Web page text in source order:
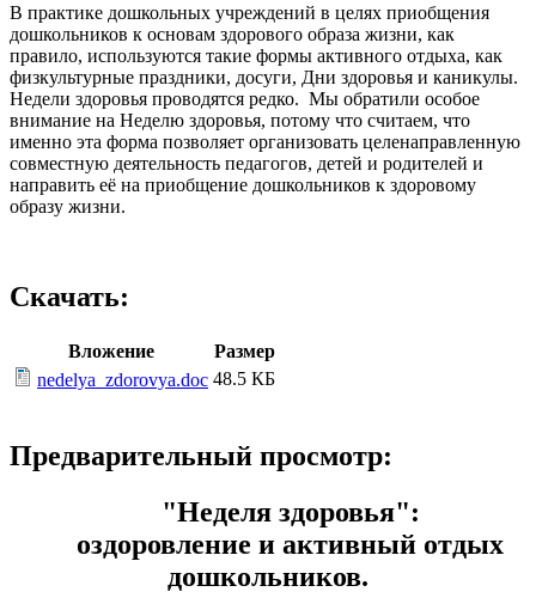
В практике дошкольных учреждений в целях приобщения
дошкольников к основам здорового образа жизни, как
правило, используются такие формы активного отдыха, как
физкультурные праздники, досуги, Дни здоровья и каникулы.
Недели здоровья проводятся редко. Мы обратили особое
внимание на Неделю здоровья, потому что считаем, что
именно эта форма позволяет организовать целенаправленную
совместную деятельность педагогов, детей и родителей и
направить её на приобщение дошкольников к здоровому
образу жизни.
Скачать:
Вложение
Размер
nedelya_zdorovya.doc 48.5 КБ
Предварительный просмотр:
"Неделя здоровья":
оздоровление и активный отдых
дошкольников.